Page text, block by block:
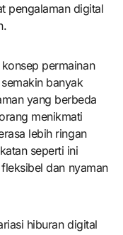
pengalaman digital
permainan
banyak
yang berbeda
menikmati
lebih ringan
seperti ini
dan nyaman
hiburan digital